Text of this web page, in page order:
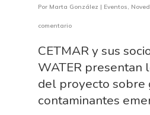
Por Marta González | Eventos,
comentario
CETMAR y sus
WATER presentan
del proyecto sobre
contaminantes